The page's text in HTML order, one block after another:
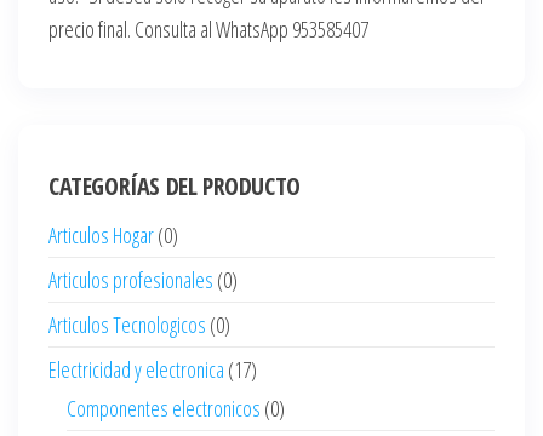
precio final. Consulta al WhatsApp 953585407
CATEGORÍAS DEL PRODUCTO
Articulos Hogar(0)
Articulos profesionales (0)
Articulos Tecnologicos (0)
Electricidad y electronica (17)
Componentes electronicos (0)